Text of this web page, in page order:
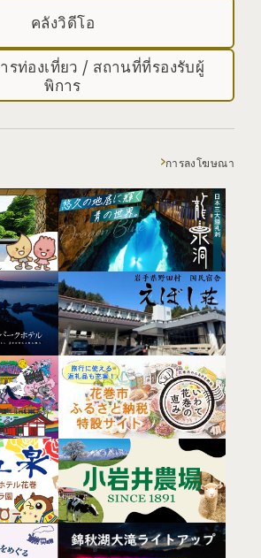
คลังวิดีโอ
ท่องเที่ยว / สถานที่ที่รองรับผู้
พิการ
การลงโฆษณา